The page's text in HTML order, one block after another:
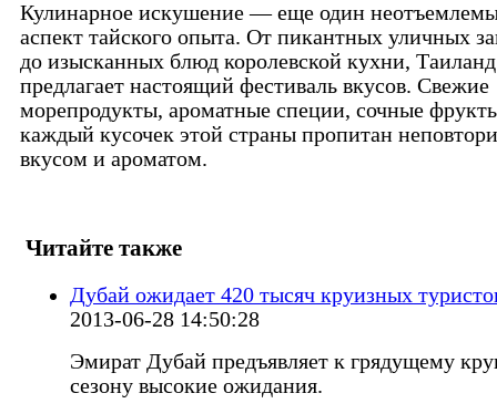
Кулинарное искушение — еще один
аспект тайского опыта. От пикантных уличных
до изысканных блюд королевской кухни, Таиланд
предлагает настоящий фестиваль вкусов. Свежие
морепродукты, ароматные специи, сочные
каждый кусочек этой страны пропитан
вкусом и ароматом.
Читайте также
Дубай ожидает 420 тысяч круизных
2013-06-28 14:50:28
Эмират Дубай предъявляет к грядущему
сезону высокие ожидания.